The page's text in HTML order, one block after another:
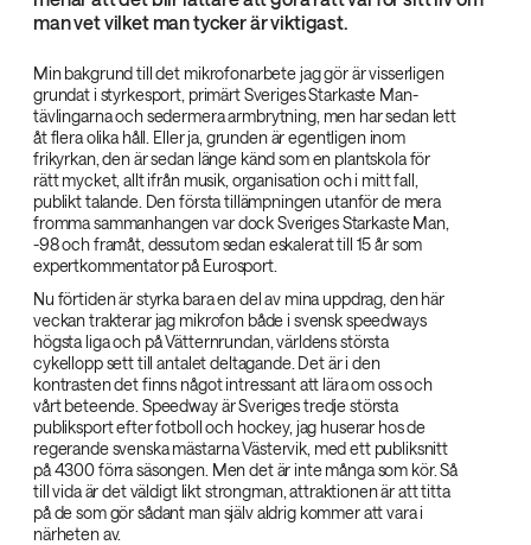
man vet vilket man tycker är viktigast.
Min bakgrund till det mikrofonarbete jag gör är visserligen
grundat i styrkesport, primärt Sveriges Starkaste Man-
tävlingarna och sedermera armbrytning, men har sedan lett
åt flera olika håll. Eller ja, grunden är egentligen inom
frikyrkan, den är sedan länge känd som en plantskola för
rätt mycket, allt ifrån musik, organisation och i mitt fall,
publikt talande. Den första tillämpningen utanför de mera
fromma sammanhangen var dock Sveriges Starkaste Man,
-98 och framåt, dessutom sedan eskalerat till 15 år som
expertkommentator på Eurosport.
Nu förtiden är styrka bara en del av mina uppdrag, den här
veckan trakterar jag mikrofon både i svensk speedways
högsta liga och på Vätternrundan, världens största
cykellopp sett till antalet deltagande. Det är i den
kontrasten det finns något intressant att lära om oss och
vårt beteende. Speedway är Sveriges tredje största
publiksport efter fotboll och hockey, jag huserar hos de
regerande svenska mästarna Västervik, med ett publiksnitt
på 4300 förra säsongen. Men det är inte många som kör. Så
till vida är det väldigt likt strongman, attraktionen är att titta
på de som gör sådant man själv aldrig kommer att vara i
närheten av.